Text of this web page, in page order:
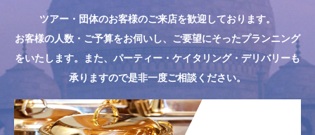
ツアー・団体のお客様のご来店を歓迎しております。
お客様の人数・ご予算をお伺いし、ご要望にそったプランニング
をいたします。また、パーティー・ケイタリング・デリバリーも
承りますので是非一度ご相談ください。